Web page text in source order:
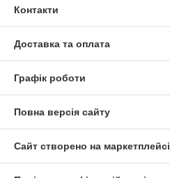
Контакти
Доставка та оплата
Графік роботи
Повна версія сайту
Сайт створено на маркетплейсі